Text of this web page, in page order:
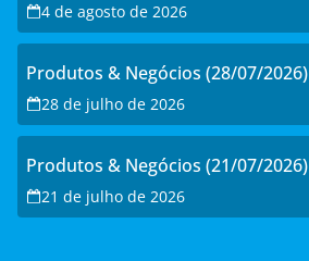
4 de agosto de 2026
Produtos & Negócios (28/07/2026)
28 de julho de 2026
Produtos & Negócios (21/07/2026)
21 de julho de 2026